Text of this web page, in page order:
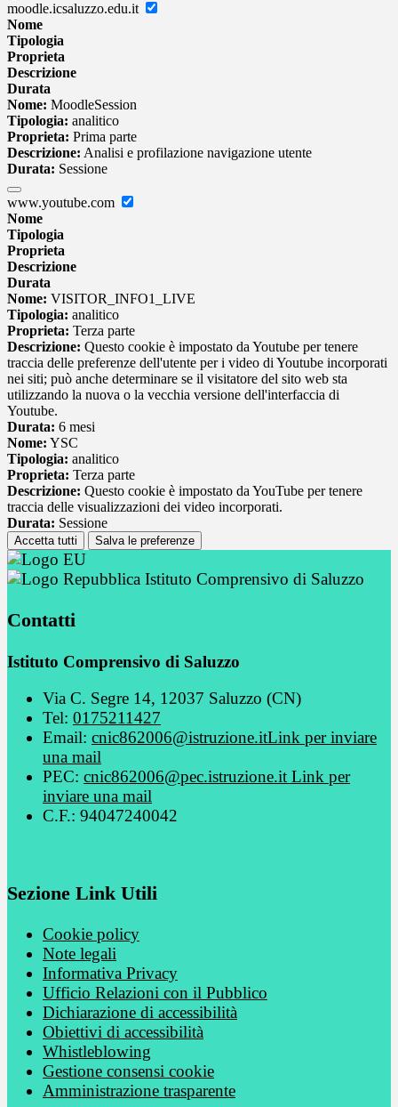
moodle.icsaluzzo.edu.it
Nome
Tipologia
Proprieta
Descrizione
Durata
Nome: MoodleSession
Tipologia: analitico
Proprieta: Prima parte
Descrizione: Analisi e profilazione navigazione utente
Durata: Sessione
www.youtube.com
Nome
Tipologia
Proprieta
Descrizione
Durata
Nome: VISITOR_INFO1_LIVE
Tipologia: analitico
Proprieta: Terza parte
Descrizione: Questo cookie è impostato da Youtube per tenere
traccia delle preferenze dell'utente per i video di Youtube incorporati
nei siti; può anche determinare se il visitatore del sito web sta
utilizzando la nuova o la vecchia versione dell'interfaccia di
Youtube.
Durata: 6 mesi
Nome: YSC
Tipologia: analitico
Proprieta: Terza parte
Descrizione: Questo cookie è impostato da YouTube per tenere
traccia delle visualizzazioni dei video incorporati.
Durata: Sessione
Accetta tutti Salva le preferenze
Istituto Comprensivo di Saluzzo
Contatti
Istituto Comprensivo di Saluzzo
Via C. Segre 14, 12037 Saluzzo (CN)
Tel: 0175211427
Email: cnic862006@istruzione.itLink per inviare
una mail
PEC: cnic862006@pec.istruzione.it Link per
inviare una mail
C.F.: 94047240042
Sezione Link Utili
Cookie policy
Note legali
Informativa Privacy
Ufficio Relazioni con il Pubblico
Dichiarazione di accessibilità
Obiettivi di accessibilità
Whistleblowing
Gestione consensi cookie
Amministrazione trasparente